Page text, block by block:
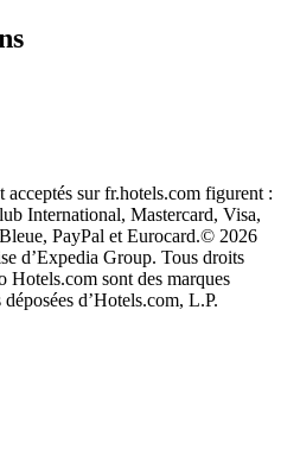
acceptés sur fr.hotels.com figurent :
International, Mastercard, Visa,
PayPal et Eurocard.© 2026
d’Expedia Group. Tous droits
Hotels.com sont des marques
d’Hotels.com, L.P.